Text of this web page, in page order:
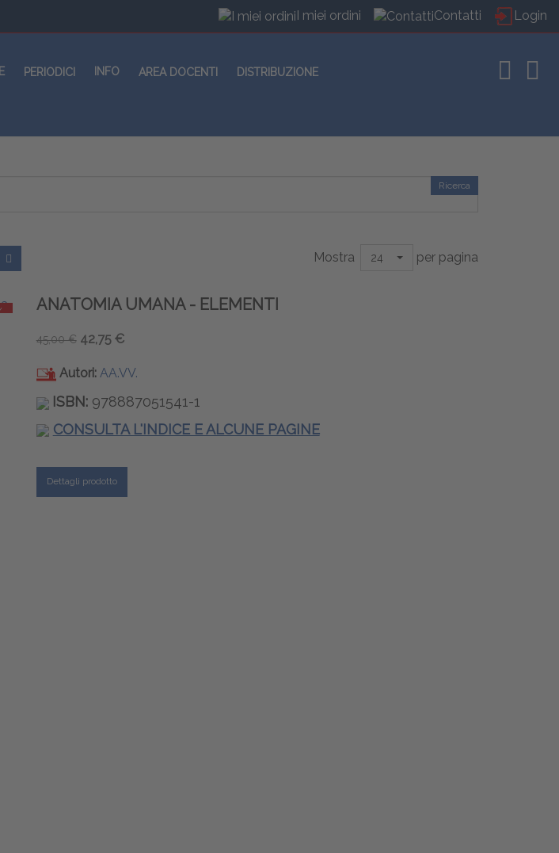
I miei ordini Contatti Login
PERIODICI INFO AREA DOCENTI DISTRIBUZIONE
Ricerca
Mostra 24 per pagina
ANATOMIA UMANA - ELEMENTI
45,00 € 42,75 €
Autori: AA.VV.
ISBN:978887051541-1
CONSULTA L'INDICE E ALCUNE PAGINE
Dettagli prodotto